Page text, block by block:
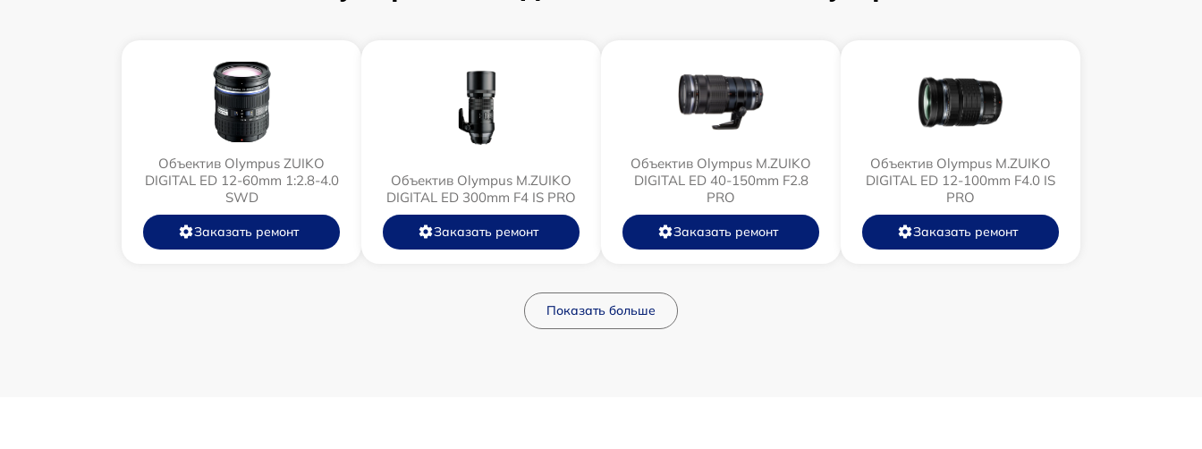
Объектив Olympus ZUIKO
DIGITAL ED 12-60mm 1:2.8-4.0
SWD
Заказать ремонт
Объектив Olympus M.ZUIKO
DIGITAL ED 300mm F4 IS PRO
Заказать ремонт
Объектив Olympus M.ZUIKO
DIGITAL ED 40-150mm F2.8
PRO
Заказать ремонт
Объектив Olympus M.ZUIKO
DIGITAL ED 12‑100mm F4.0 IS
PRO
Заказать ремонт
Показать больше